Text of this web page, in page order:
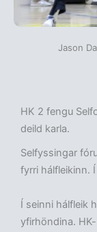
Jason
HK 2 fengu
deild karla.
Selfyssingar
fyrri hálfleikinn.
Í seinni hálfleik
yfirhöndina.